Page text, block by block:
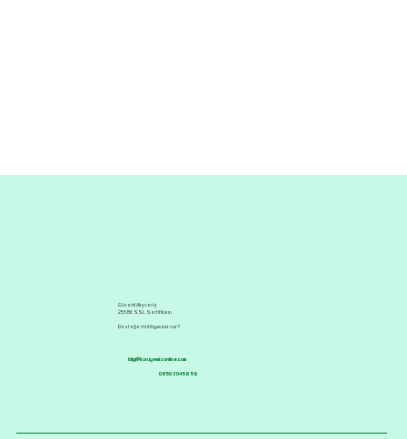
Güvenli Alışveriş
256 Bit SSL Sertifikası
Desteğe mi ihtiyacınız var?
bilgi@kuruyemisonline.com
0850 304 56 56